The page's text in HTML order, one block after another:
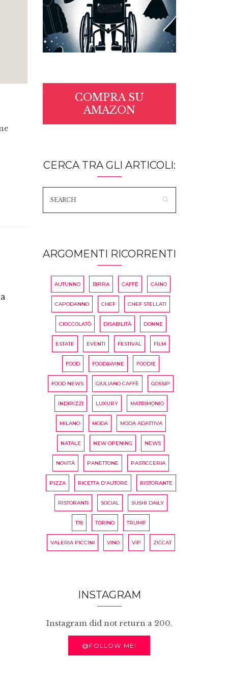
COMPRA SU
AMAZON
CERCA TRA GLI ARTICOLI:
ARGOMENTI RICORRENTI
AUTUNNO BIRRA CAFFÈ CAINO
CAPODANNO CHEF CHEF STELLATI
CIOCCOLATÒ DISABILITÀ DONNE
ESTATE EVENTI FESTIVAL FILM
FOOD FOOD&WINE FOODIE
FOOD NEWS GIULIANO CAFFÈ GOSSIP
INDIRIZZI LUXURY MATRIMONIO
MILANO MODA MODA ADATTIVA
NATALE NEW OPENING NEWS
NOVITÀ PANETTONE PASTICCERIA
PIZZA RICETTA D'AUTORE RISTORANTE
RISTORANTI SOCIAL SUSHI DAILY
T18 TORINO TRUMP
VALERIA PICCINI VINO VIP ZICCAT
INSTAGRAM
Instagram did not return a 200.
@FOLLOW ME!